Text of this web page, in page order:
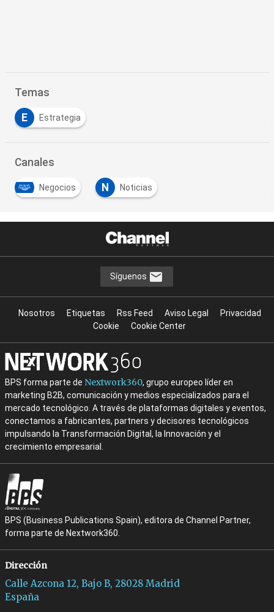
Temas
E Estrategia
Canales
Negocios N Noticias
Síguenos
Nosotros Etiquetas Rss Feed Aviso Legal
Privacidad
Cookie
Cookie Center
BPS forma parte de Nextwork360, grupo europeo líder en
marketing B2B, comunicación y medios especializados para el
mercado tecnológico. A través de plataformas digitales y eventos,
conectamos a fabricantes, partners y decisores tecnológicos
impulsando la Transformación Digital, la Innovación y el
crecimiento empresarial.
BPS (Business Publications Spain), editora de Channel Partner,
forma parte de Nextwork360.
Dirección
Calle Azcona 12, Bajo B, 28028 Madrid
España